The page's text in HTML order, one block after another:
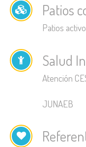
Patios
Patios
Salud
Atención
JUNAEB